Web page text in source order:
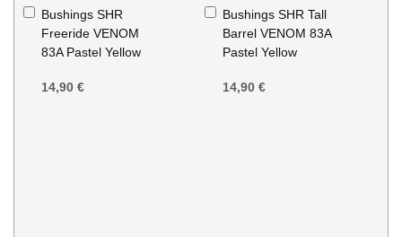
Bushings SHR
Freeride VENOM
83A Pastel Yellow
14,90 €
Ajouter
au
panier
Bushings SHR Tall
Barrel VENOM 83A
Pastel Yellow
14,90 €
Ajouter
au
panier